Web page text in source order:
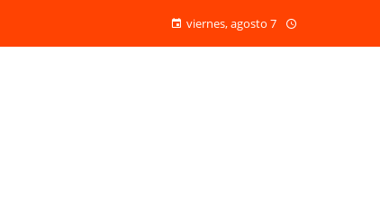
viernes, agosto 7